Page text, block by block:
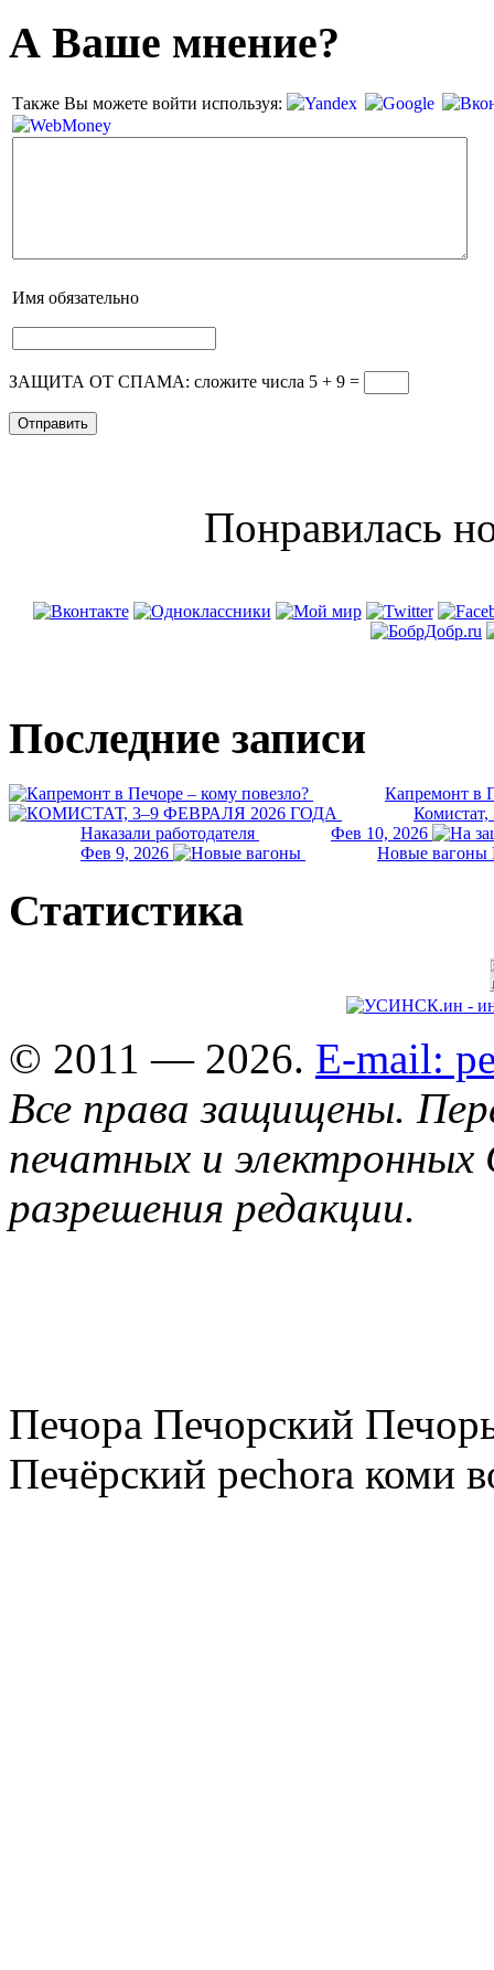
А Ваше мнение?
Также Вы можете войти используя:
Имя обязательно
ЗАЩИТА ОТ СПАМА: сложите числа 5 + 9 =
Понравилась
Последние записи
Капремонт в
Комистат,
Наказали работодателя
Фев 10, 2026
Фев 9, 2026
Новые вагоны
Статистика
© 2011 — 2026. E-mail:
Все права защищены.
печатных и
разрешения редакции.
Печора Печорский
Печёрский pechora коми